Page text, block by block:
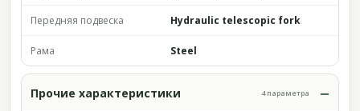
Передняя подвеска Hydraulic telescopic fork
Рама Steel
Прочие характеристики 4 параметра